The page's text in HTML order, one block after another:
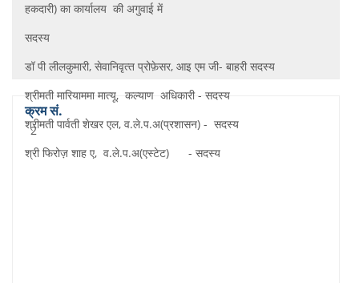
हकदारी) का कार्यालय की अगुवाई में
सदस्‍य
डॉ पी लीलकुमारी, सेवानिवृत्‍त प्रोफ़ेसर, आइ एम जी- बाहरी सदस्‍य
श्रीमती मारियाममा मात्यू, कल्‍याण अधिकारी - सदस्‍य
श्रीमती पार्वती शेखर एल, व.ले.प.अ(प्रशासन) - सदस्‍य
श्री फिरोज़ शाह ए, व.ले.प.अ(एस्‍टेट) - सदस्‍य
2